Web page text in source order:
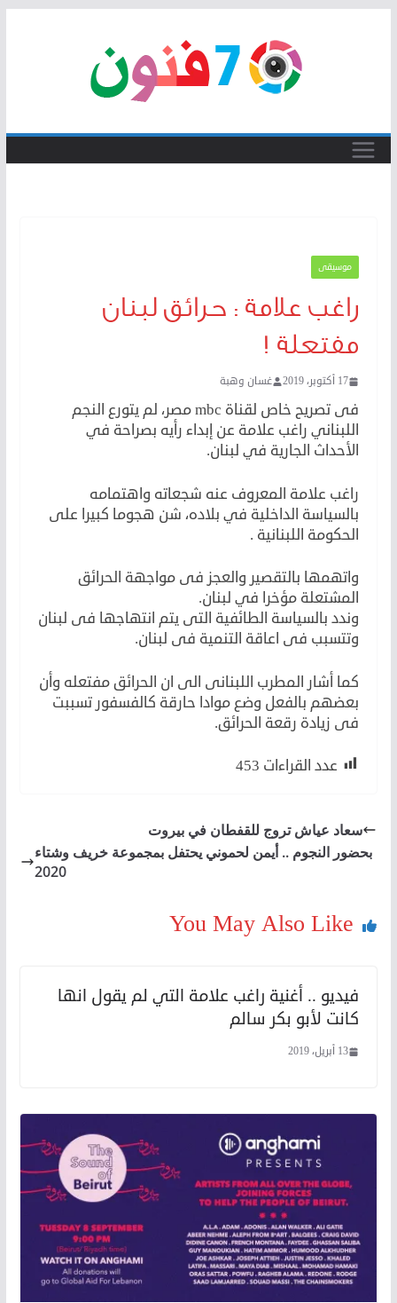
موسيقى
راغب علامة : حرائق لبنان
مفتعلة !
17 أكتوبر، 2019 غسان وهبة
فى تصريح خاص لقناة mbc مصر، لم يتورع النجم
اللبناني راغب علامة عن إبداء رأيه بصراحة في
الأحداث الجارية في لبنان.
راغب علامة المعروف عنه شجعاته واهتمامه
بالسياسة الداخلية في بلاده، شن هجوما كبيرا على
الحكومة اللبنانية .
واتهمها بالتقصير والعجز فى مواجهة الحرائق
المشتعلة مؤخرا في لبنان.
وندد بالسياسة الطائفية التى يتم انتهاجها فى لبنان
وتتسبب فى اعاقة التنمية فى لبنان.
كما أشار المطرب اللبنانى الى ان الحرائق مفتعله وأن
بعضهم بالفعل وضع موادا حارقة كالفسفور تسببت
فى زيادة رقعة الحرائق.
عدد القراءات 453
سعاد عياش تروج للقفطان في بيروت
بحضور النجوم .. أيمن لحموني يحتفل بمجموعة خريف وشتاء
2020
You May Also Like
فيديو .. أغنية راغب علامة التي لم يقول انها
كانت لأبو بكر سالم
13 أبريل، 2019